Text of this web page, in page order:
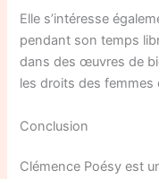
Elle s’intéresse
pendant son temps
dans des œuvres de
les droits des femmes
Conclusion
Clémence Poésy est